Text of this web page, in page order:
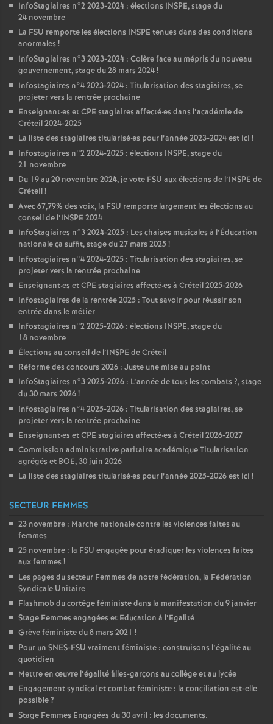
InfoStagiaires n°2 2023-2024 : élections INSPE, stage du
24 novembre
La FSU remporte les élections INSPE tenues dans des conditions
anormales !
InfoStagiaires n°3 2023-2024 : Colère face au mépris du nouveau
gouvernement, stage du 28 mars 2024!
Infostagiaires n°4 2023-2024 : Titularisation des stagiaires, se
projeter vers la rentrée prochaine
Enseignant·es etCPE stagiaires affecté·es dans l’académie de
Créteil 2024-2025
La liste des stagiaires titularisé·es pour l’année 2023-2024 est ici !
Infostagiaires n°2 2024-2025 : élections INSPE, stage du
21 novembre
Du 19 au 20 novembre 2024, je vote FSU aux élections de l’INSPE de
Créteil!
Avec 67,79% des voix, la FSU remporte largement les élections au
conseil de l’INSPE 2024
InfoStagiaires n°3 2024-2025 : Les chaises musicales à l’Éducation
nationale ça suffit, stage du 27 mars 2025!
Infostagiaires n°4 2024-2025 : Titularisation des stagiaires, se
projeter vers la rentrée prochaine
Enseignant·es etCPE stagiaires affecté·es à Créteil 2025-2026
Infostagiaires de la rentrée 2025 : Tout savoir pour réussir son
entrée dans le métier
Infostagiaires n°2 2025-2026 : élections INSPE, stage du
18 novembre
Élections au conseil de l’INSPE de Créteil
Réforme des concours 2026 : Juste une mise au point
InfoStagiaires n°3 2025-2026 : L’année de tous les combats ?, stage
du 30 mars 2026!
Infostagiaires n°4 2025-2026 : Titularisation des stagiaires, se
projeter vers la rentrée prochaine
Enseignant·es etCPE stagiaires affecté·es à Créteil 2026-2027
Commission administrative paritaire académique Titularisation
agrégés et BOE, 30 juin 2026
La liste des stagiaires titularisé·es pour l’année 2025-2026 est ici !
SECTEUR FEMMES
23 novembre : Marche nationale contre les violences faites au
femmes
25 novembre : la FSU engagée pour éradiquer les violences faites
aux femmes !
Les pages du secteur Femmes de notre fédération, la Fédération
Syndicale Unitaire
Flashmob du cortège féministe dans la manifestation du 9 janvier
Stage Femmes engagées et Education à l’Egalité
Grève féministe du 8 mars 2021 !
Pour un SNES-FSU vraiment féministe : construisons l’égalité au
quotidien
Mettre en œuvre l’égalité filles-garçons au collège et au lycée
Engagement syndical et combat féministe : la conciliation est-elle
possible?
Stage Femmes Engagées du 30 avril : les documents.